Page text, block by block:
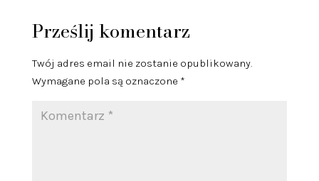
Prześlij komentarz
Twój adres email nie zostanie opublikowany.
Wymagane pola są oznaczone *